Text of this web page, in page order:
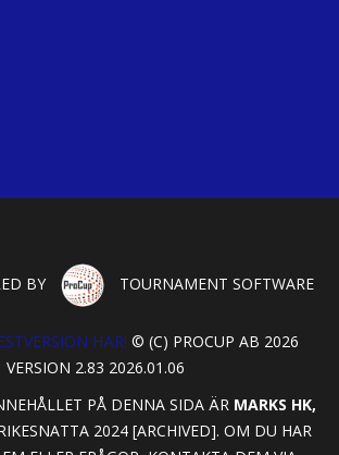
BY TOURNAMENT SOFTWARE
HÄR! © (C) PROCUP AB 2026
VERSION 2.83 2026.01.06
PÅ DENNA SIDA ÄR MARKS HK,
2024 [ARCHIVED]. OM DU HAR